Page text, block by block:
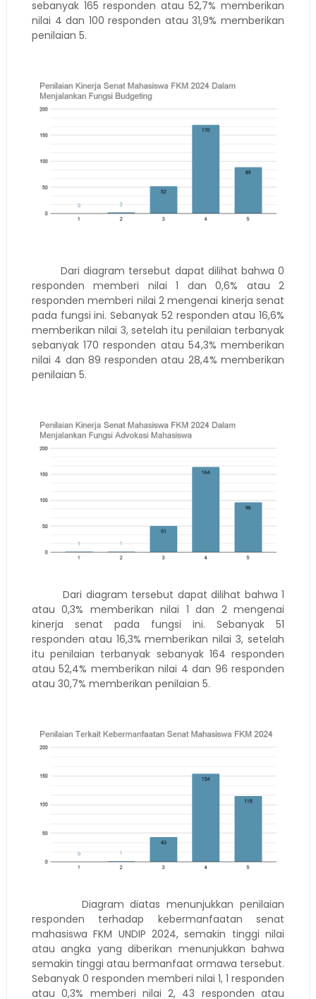
sebanyak 165 responden atau 52,7% memberikan
nilai 4 dan 100 responden atau 31,9% memberikan
penilaian 5.
Dari diagram tersebut dapat dilihat bahwa 0
responden memberi nilai 1 dan 0,6% atau 2
responden memberi nilai 2 mengenai kinerja senat
pada fungsi ini. Sebanyak 52 responden atau 16,6%
memberikan nilai 3, setelah itu penilaian terbanyak
sebanyak 170 responden atau 54,3% memberikan
nilai 4 dan 89 responden atau 28,4% memberikan
penilaian 5.
Dari diagram tersebut dapat dilihat bahwa 1
atau 0,3% memberikan nilai 1 dan 2 mengenai
kinerja senat pada fungsi ini. Sebanyak 51
responden atau 16,3% memberikan nilai 3, setelah
itu penilaian terbanyak sebanyak 164 responden
atau 52,4% memberikan nilai 4 dan 96 responden
atau 30,7% memberikan penilaian 5.
Diagram diatas menunjukkan penilaian
responden terhadap kebermanfaatan senat
mahasiswa FKM UNDIP 2024, semakin tinggi nilai
atau angka yang diberikan menunjukkan bahwa
semakin tinggi atau bermanfaat ormawa tersebut.
Sebanyak 0 responden memberi nilai 1, 1 responden
atau 0,3% memberi nilai 2, 43 responden atau